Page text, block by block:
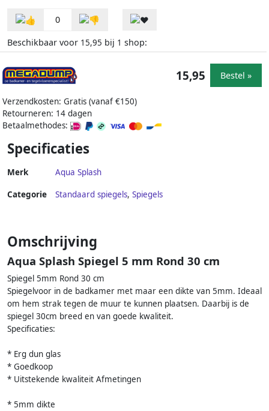
0
Beschikbaar voor 15,95 bij 1 shop:
Verzendkosten: Gratis (vanaf €150)
Retourneren: 14 dagen
Betaalmethodes:
15,95 Bestel »
Specificaties
Merk Aqua Splash
Categorie Standaard spiegels, Spiegels
Omschrijving
Aqua Splash Spiegel 5 mm Rond 30 cm
Spiegel 5mm Rond 30 cm
Spiegelvoor in de badkamer met maar een dikte van 5mm. Ideaal
om hem strak tegen de muur te kunnen plaatsen. Daarbij is de
spiegel 30cm breed en van goede kwaliteit.
Specificaties:
* Erg dun glas
* Goedkoop
* Uitstekende kwaliteit Afmetingen
* 5mm dikte